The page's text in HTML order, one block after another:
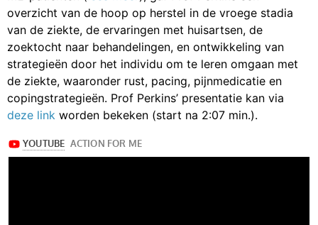
overzicht van de hoop op herstel in de vroege stadia
van de ziekte, de ervaringen met huisartsen, de
zoektocht naar behandelingen, en ontwikkeling van
strategieën door het individu om te leren omgaan met
de ziekte, waaronder rust, pacing, pijnmedicatie en
copingstrategieën. Prof Perkins’ presentatie kan via
deze link worden bekeken (start na 2:07 min.).